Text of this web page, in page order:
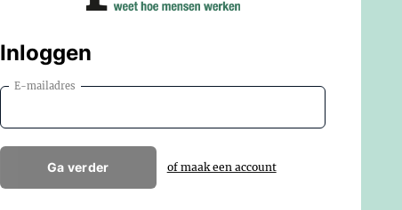
Inloggen
E-mailadres
Ga verder of maak een account